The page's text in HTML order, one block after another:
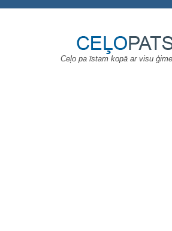
Ceļo pa īstam kopā ar visu